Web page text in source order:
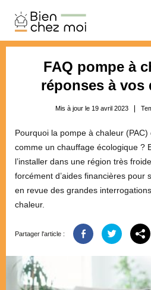
Bien
Chez
Moi
FAQ pompe à
réponses à vos
Mis à jour le 19 avril 2023
Pourquoi la pompe à chaleur
comme un chauffage écologique ?
l’installer dans une région très
forcément d’aides financières pour
en revue des grandes
chaleur.
Partager l'article :